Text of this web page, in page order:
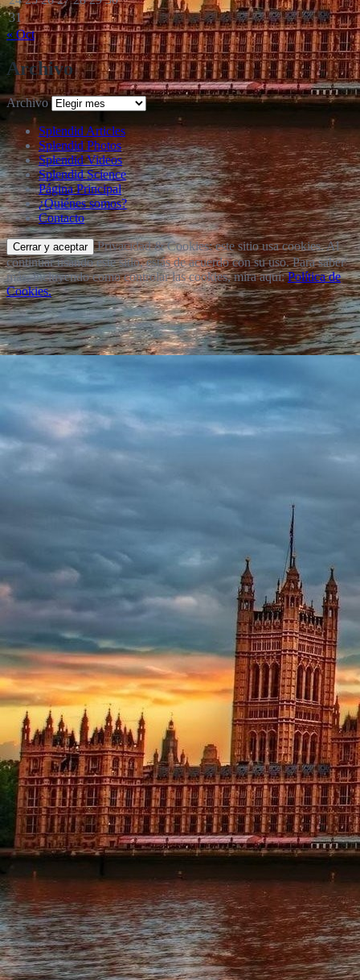
31
« Oct
Archivo
Archivo
Splendid Articles
Splendid Photos
Splendid Videos
Splendid Science
Página Principal
¿Quiénes somos?
Contacto
Privacidad & Cookies: este sitio usa cookies. Al
continuar usando este sitio, estás de acuerdo con su uso. Para saber
más, incluyendo como controlar las cookies, mira aquí:Política de
Cookies.